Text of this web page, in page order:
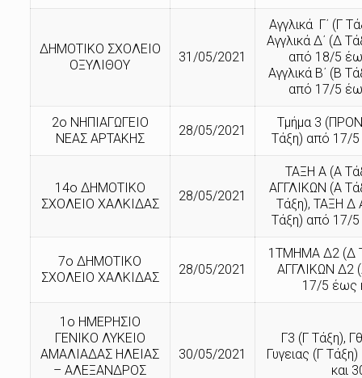
ΔΗΜΟΤΙΚΟ ΣΧΟΛΕΙΟ
ΟΞΥΛΙΘΟΥ
31/05/2021
Αγγλικά Γ΄ (Γ
Αγγλικά Δ΄ (Δ
από 18/5
Αγγλικά Β΄ (Β
από 17/5
2ο ΝΗΠΙΑΓΩΓΕΙΟ
ΝΕΑΣ ΑΡΤΑΚΗΣ
28/05/2021
Τμήμα 3
Τάξη) από 17/
14ο ΔΗΜΟΤΙΚΟ
ΣΧΟΛΕΙΟ ΧΑΛΚΙΔΑΣ
28/05/2021
ΤΑΞΗ Α (Α
ΑΓΓΛΙΚΩΝ (Α
Τάξη), ΤΑΞΗ Δ
Τάξη) από 17/
7ο ΔΗΜΟΤΙΚΟ
ΣΧΟΛΕΙΟ ΧΑΛΚΙΔΑΣ
28/05/2021
1ΤΜΗΜΑ Δ2 (Δ
ΑΓΓΛΙΚΩΝ Δ2
17/5 έως
1ο ΗΜΕΡΗΣΙΟ
ΓΕΝΙΚΟ ΛΥΚΕΙΟ
ΑΜΑΛΙΑΔΑΣ ΗΛΕΙΑΣ
– ΑΛΕΞΑΝΔΡΟΣ
30/05/2021
Γ3 (Γ Τάξη),
Γυγειας (Γ
και